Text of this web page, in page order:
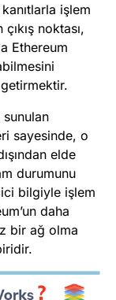
işlem
noktası,
Ethereum
sayesinde, o
elde
durumunu
bilgiyle işlem
daha
bir ağ olma